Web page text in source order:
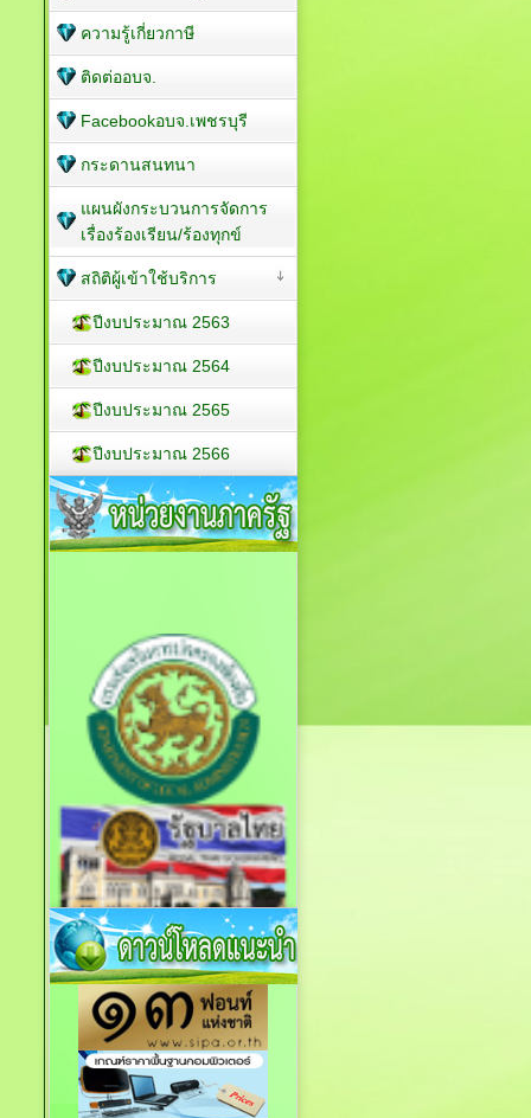
ความรู้เกี่ยวกาษี
ติดต่ออบจ.
Facebookอบจ.เพชรบุรี
กระดานสนทนา
แผนผังกระบวนการจัดการ
เรื่องร้องเรียน/ร้องทุกข์
สถิติผู้เข้าใช้บริการ
ปีงบประมาณ 2563
ปีงบประมาณ 2564
ปีงบประมาณ 2565
ปีงบประมาณ 2566